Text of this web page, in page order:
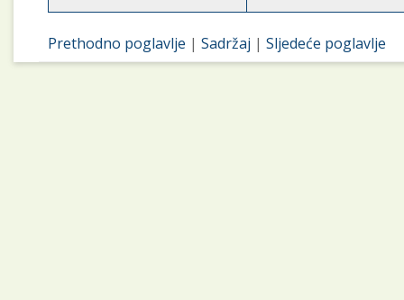
Prethodno poglavlje |Sadržaj |Sljedeće poglavlje